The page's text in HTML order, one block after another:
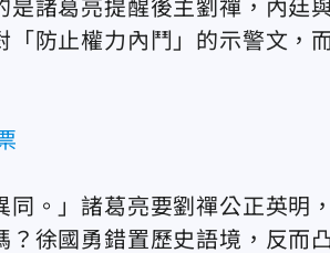
諸葛亮提醒後主劉禪，內廷
防止權力內鬥」的示警文，
。」諸葛亮要劉禪公正英明
徐國勇錯置歷史語境，反而